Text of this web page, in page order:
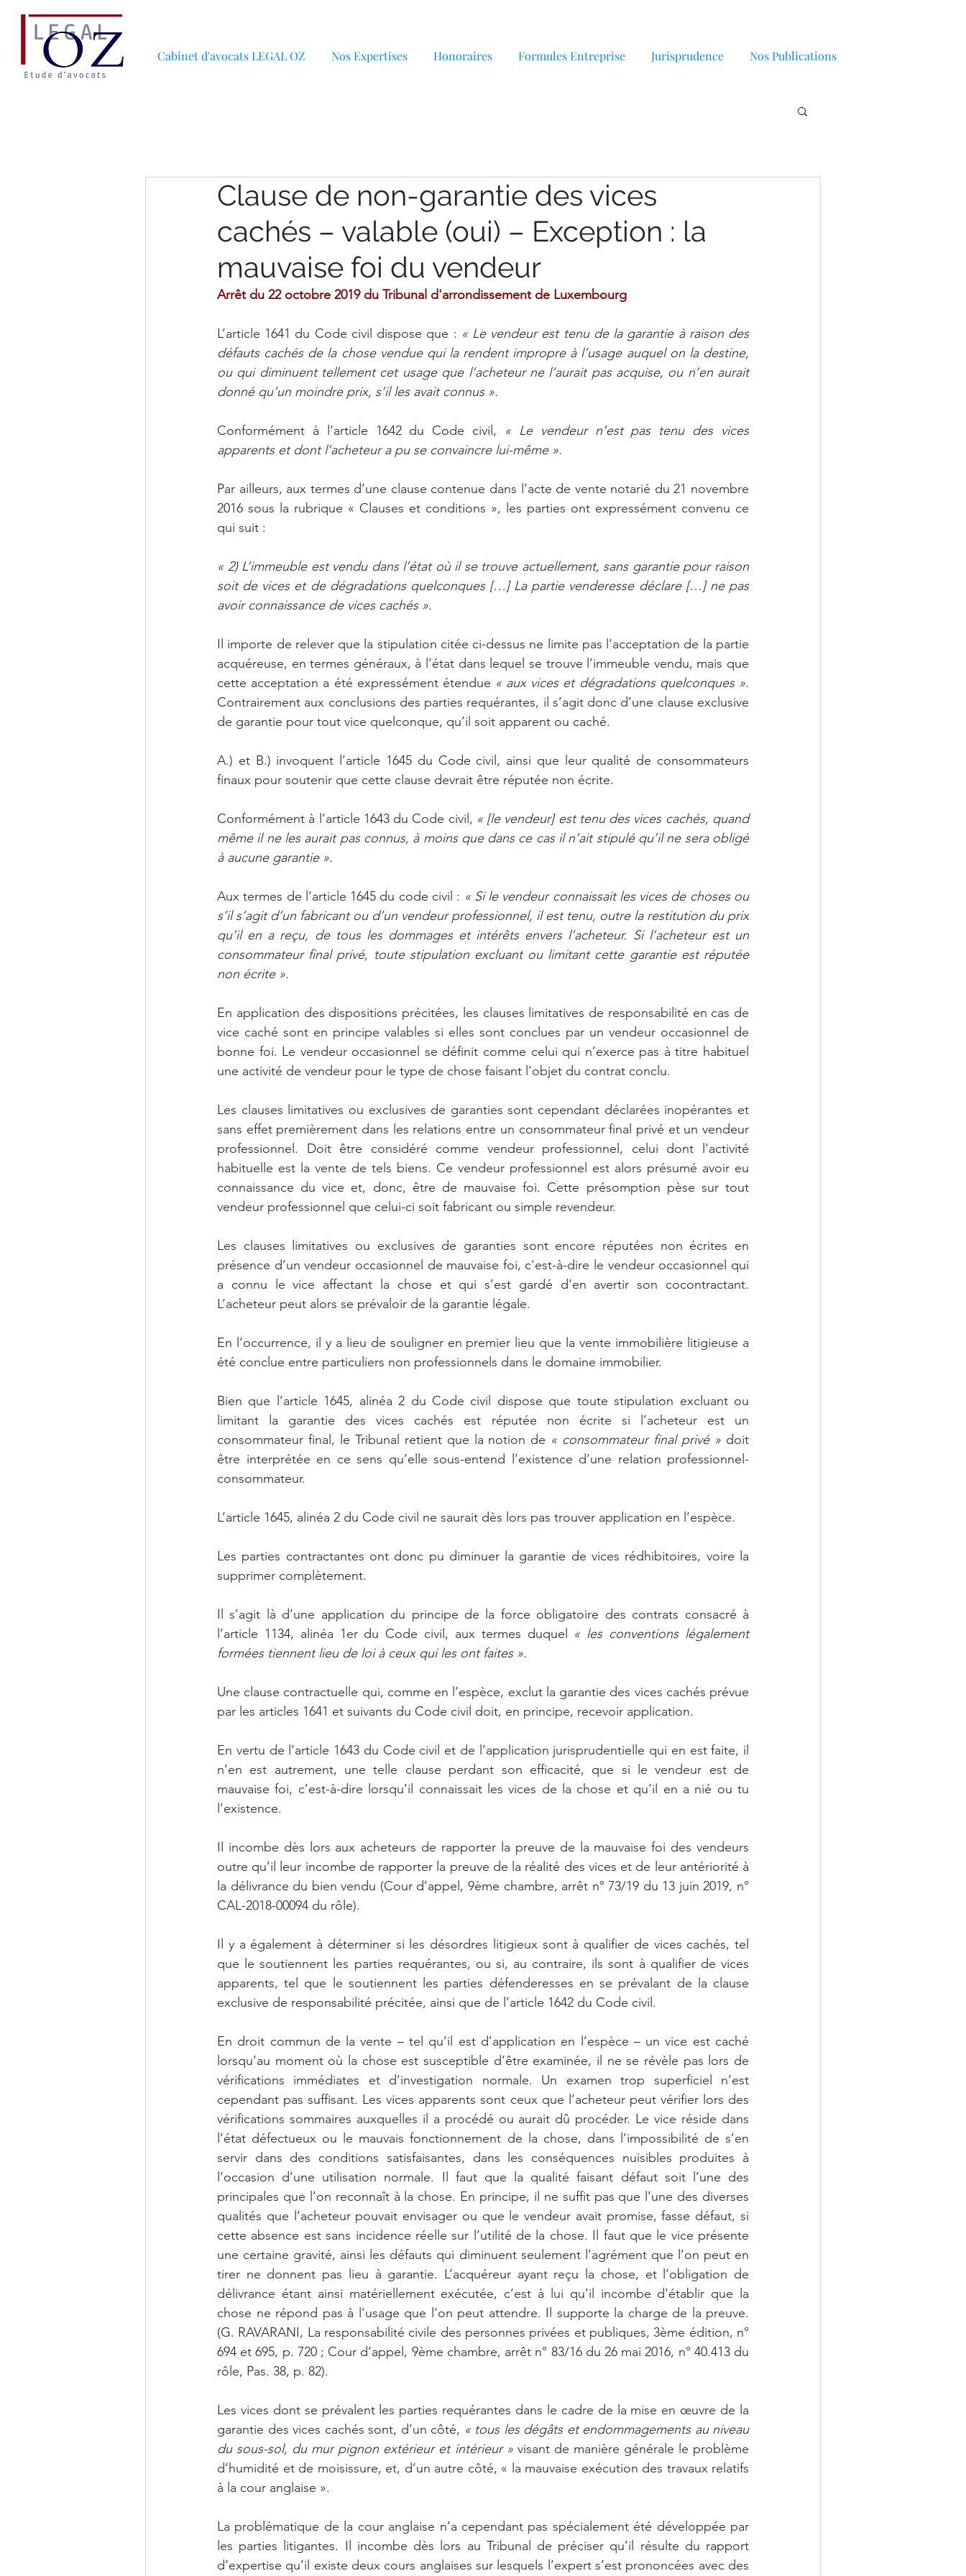
Cabinet d'avocats LEGAL OZ Nos Expertises Honoraires Formules Entreprise Jurisprudence Nos Publications
Clause de non-garantie des vices
cachés – valable (oui) – Exception : la
mauvaise foi du vendeur
Arrêt du 22 octobre 2019 du Tribunal d'arrondissement de Luxembourg
L’article 1641 du Code civil dispose que : « Le vendeur est tenu de la garantie à raison des
défauts cachés de la chose vendue qui la rendent impropre à l’usage auquel on la destine,
ou qui diminuent tellement cet usage que l’acheteur ne l’aurait pas acquise, ou n’en aurait
donné qu’un moindre prix, s’il les avait connus ».
Conformément à l’article 1642 du Code civil, « Le vendeur n’est pas tenu des vices
apparents et dont l’acheteur a pu se convaincre lui-même ».
Par ailleurs, aux termes d’une clause contenue dans l’acte de vente notarié du 21 novembre
2016 sous la rubrique « Clauses et conditions », les parties ont expressément convenu ce
qui suit :
« 2) L’immeuble est vendu dans l’état où il se trouve actuellement, sans garantie pour raison
soit de vices et de dégradations quelconques […] La partie venderesse déclare […] ne pas
avoir connaissance de vices cachés ».
Il importe de relever que la stipulation citée ci-dessus ne limite pas l’acceptation de la partie
acquéreuse, en termes généraux, à l’état dans lequel se trouve l’immeuble vendu, mais que
cette acceptation a été expressément étendue « aux vices et dégradations quelconques ».
Contrairement aux conclusions des parties requérantes, il s’agit donc d’une clause exclusive
de garantie pour tout vice quelconque, qu’il soit apparent ou caché.
A.) et B.) invoquent l’article 1645 du Code civil, ainsi que leur qualité de consommateurs
finaux pour soutenir que cette clause devrait être réputée non écrite.
Conformément à l’article 1643 du Code civil, « [le vendeur] est tenu des vices cachés, quand
même il ne les aurait pas connus, à moins que dans ce cas il n’ait stipulé qu’il ne sera obligé
à aucune garantie ».
Aux termes de l’article 1645 du code civil : « Si le vendeur connaissait les vices de choses ou
s’il s’agit d’un fabricant ou d’un vendeur professionnel, il est tenu, outre la restitution du prix
qu’il en a reçu, de tous les dommages et intérêts envers l’acheteur. Si l’acheteur est un
consommateur final privé, toute stipulation excluant ou limitant cette garantie est réputée
non écrite ».
En application des dispositions précitées, les clauses limitatives de responsabilité en cas de
vice caché sont en principe valables si elles sont conclues par un vendeur occasionnel de
bonne foi. Le vendeur occasionnel se définit comme celui qui n’exerce pas à titre habituel
une activité de vendeur pour le type de chose faisant l’objet du contrat conclu.
Les clauses limitatives ou exclusives de garanties sont cependant déclarées inopérantes et
sans effet premièrement dans les relations entre un consommateur final privé et un vendeur
professionnel. Doit être considéré comme vendeur professionnel, celui dont l’activité
habituelle est la vente de tels biens. Ce vendeur professionnel est alors présumé avoir eu
connaissance du vice et, donc, être de mauvaise foi. Cette présomption pèse sur tout
vendeur professionnel que celui-ci soit fabricant ou simple revendeur.
Les clauses limitatives ou exclusives de garanties sont encore réputées non écrites en
présence d’un vendeur occasionnel de mauvaise foi, c'est-à-dire le vendeur occasionnel qui
a connu le vice affectant la chose et qui s’est gardé d'en avertir son cocontractant.
L’acheteur peut alors se prévaloir de la garantie légale.
En l’occurrence, il y a lieu de souligner en premier lieu que la vente immobilière litigieuse a
été conclue entre particuliers non professionnels dans le domaine immobilier.
Bien que l’article 1645, alinéa 2 du Code civil dispose que toute stipulation excluant ou
limitant la garantie des vices cachés est réputée non écrite si l’acheteur est un
consommateur final, le Tribunal retient que la notion de « consommateur final privé » doit
être interprétée en ce sens qu’elle sous-entend l’existence d’une relation professionnel-
consommateur.
L’article 1645, alinéa 2 du Code civil ne saurait dès lors pas trouver application en l’espèce.
Les parties contractantes ont donc pu diminuer la garantie de vices rédhibitoires, voire la
supprimer complètement.
Il s’agit là d’une application du principe de la force obligatoire des contrats consacré à
l’article 1134, alinéa 1er du Code civil, aux termes duquel « les conventions légalement
formées tiennent lieu de loi à ceux qui les ont faites ».
Une clause contractuelle qui, comme en l’espèce, exclut la garantie des vices cachés prévue
par les articles 1641 et suivants du Code civil doit, en principe, recevoir application.
En vertu de l’article 1643 du Code civil et de l’application jurisprudentielle qui en est faite, il
n’en est autrement, une telle clause perdant son efficacité, que si le vendeur est de
mauvaise foi, c’est-à-dire lorsqu’il connaissait les vices de la chose et qu’il en a nié ou tu
l’existence.
Il incombe dès lors aux acheteurs de rapporter la preuve de la mauvaise foi des vendeurs
outre qu’il leur incombe de rapporter la preuve de la réalité des vices et de leur antériorité à
la délivrance du bien vendu (Cour d’appel, 9ème chambre, arrêt n° 73/19 du 13 juin 2019, n°
CAL-2018-00094 du rôle).
Il y a également à déterminer si les désordres litigieux sont à qualifier de vices cachés, tel
que le soutiennent les parties requérantes, ou si, au contraire, ils sont à qualifier de vices
apparents, tel que le soutiennent les parties défenderesses en se prévalant de la clause
exclusive de responsabilité précitée, ainsi que de l’article 1642 du Code civil.
En droit commun de la vente – tel qu’il est d’application en l’espèce – un vice est caché
lorsqu’au moment où la chose est susceptible d’être examinée, il ne se révèle pas lors de
vérifications immédiates et d’investigation normale. Un examen trop superficiel n’est
cependant pas suffisant. Les vices apparents sont ceux que l’acheteur peut vérifier lors des
vérifications sommaires auxquelles il a procédé ou aurait dû procéder. Le vice réside dans
l’état défectueux ou le mauvais fonctionnement de la chose, dans l’impossibilité de s’en
servir dans des conditions satisfaisantes, dans les conséquences nuisibles produites à
l’occasion d’une utilisation normale. Il faut que la qualité faisant défaut soit l’une des
principales que l’on reconnaît à la chose. En principe, il ne suffit pas que l’une des diverses
qualités que l’acheteur pouvait envisager ou que le vendeur avait promise, fasse défaut, si
cette absence est sans incidence réelle sur l’utilité de la chose. Il faut que le vice présente
une certaine gravité, ainsi les défauts qui diminuent seulement l’agrément que l’on peut en
tirer ne donnent pas lieu à garantie. L’acquéreur ayant reçu la chose, et l’obligation de
délivrance étant ainsi matériellement exécutée, c’est à lui qu’il incombe d’établir que la
chose ne répond pas à l’usage que l’on peut attendre. Il supporte la charge de la preuve.
(G. RAVARANI, La responsabilité civile des personnes privées et publiques, 3ème édition, n°
694 et 695, p. 720 ; Cour d’appel, 9ème chambre, arrêt n° 83/16 du 26 mai 2016, n° 40.413 du
rôle, Pas. 38, p. 82).
Les vices dont se prévalent les parties requérantes dans le cadre de la mise en œuvre de la
garantie des vices cachés sont, d’un côté, « tous les dégâts et endommagements au niveau
du sous-sol, du mur pignon extérieur et intérieur » visant de manière générale le problème
d’humidité et de moisissure, et, d’un autre côté, « la mauvaise exécution des travaux relatifs
à la cour anglaise ».
La problématique de la cour anglaise n’a cependant pas spécialement été développée par
les parties litigantes. Il incombe dès lors au Tribunal de préciser qu’il résulte du rapport
d’expertise qu’il existe deux cours anglaises sur lesquels l’expert s’est prononcées avec des